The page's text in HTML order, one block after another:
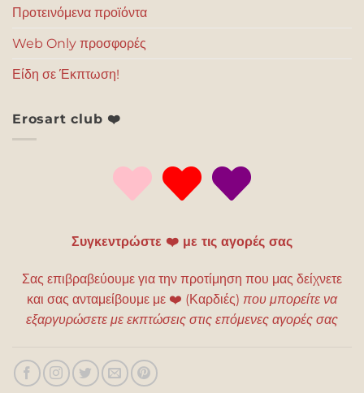
Προτεινόμενα προϊόντα
Web Only προσφορές
Είδη σε Έκπτωση!
Erosart club ❤️
Συγκεντρώστε ❤️ με τις αγορές σας
Σας επιβραβεύουμε για την προτίμηση που μας δείχνετε
και σας ανταμείβουμε με ❤️ (Καρδιές) που μπορείτε να
εξαργυρώσετε με εκπτώσεις στις επόμενες αγορές σας